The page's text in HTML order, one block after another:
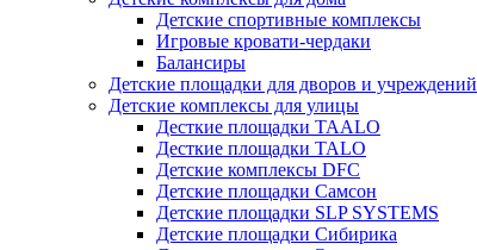
Детские спортивные комплексы
Игровые кровати-чердаки
Балансиры
Детские площадки для дворов и учреждений
Детские комплексы для улицы
Десткие площадки TAALO
Десткие площадки TALO
Детские комплексы DFC
Детские площадки Самсон
Детские площадки SLP SYSTEMS
Детские площадки Сибирика